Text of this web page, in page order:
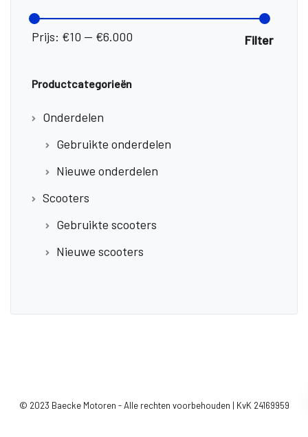
Min.
prijs
Max.
prijs
Filter
Prijs: €10 — €6.000
Productcategorieën
Onderdelen
Gebruikte onderdelen
Nieuwe onderdelen
Scooters
Gebruikte scooters
Nieuwe scooters
© 2023 Baecke Motoren - Alle rechten voorbehouden | KvK 24169959